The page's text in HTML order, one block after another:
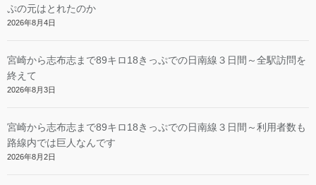
ぷの元はとれたのか
2026年8月4日
宮崎から志布志まで89キロ18きっぷでの日南線３日間～全駅訪問を
終えて
2026年8月3日
宮崎から志布志まで89キロ18きっぷでの日南線３日間～利用者数も
路線内では巨人なんです
2026年8月2日